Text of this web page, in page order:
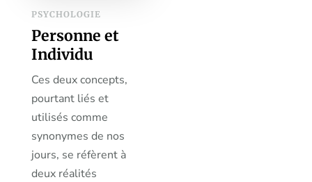
PSYCHOLOGIE
Personne et
Individu
Ces deux concepts,
pourtant liés et
utilisés comme
synonymes de nos
jours, se réfèrent à
deux réalités